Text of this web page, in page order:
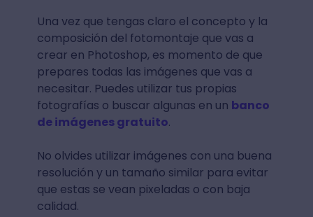
Una vez que tengas claro el concepto y la
composición del fotomontaje que vas a
crear en Photoshop, es momento de que
prepares todas las imágenes que vas a
necesitar. Puedes utilizar tus propias
fotografías o buscar algunas en un banco
de imágenes gratuito.
No olvides utilizar imágenes con una buena
resolución y un tamaño similar para evitar
que estas se vean pixeladas o con baja
calidad.